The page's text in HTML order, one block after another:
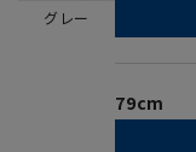
グレー
79cm